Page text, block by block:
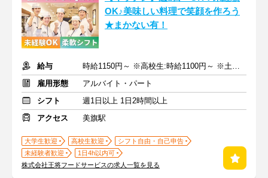
OK♪美味しい料理で笑顔を作ろう
★まかない有！
給与
時給1150円～ ※高校生:時給1100円～ ※土日祝+150円
雇用形態
アルバイト・パート
シフト
週1日以上 1日2時間以上
アクセス
美旗駅
大学生歓迎 高校生歓迎
シフト自由・自己申告
未経験者歓迎
1日4h以内可
株式会社王将フードサービスの求人一覧を見る